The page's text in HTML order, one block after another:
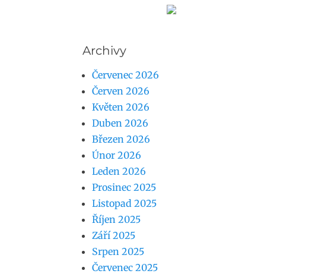
Archivy
Červenec 2026
Červen 2026
Květen 2026
Duben 2026
Březen 2026
Únor 2026
Leden 2026
Prosinec 2025
Listopad 2025
Říjen 2025
Září 2025
Srpen 2025
Červenec 2025